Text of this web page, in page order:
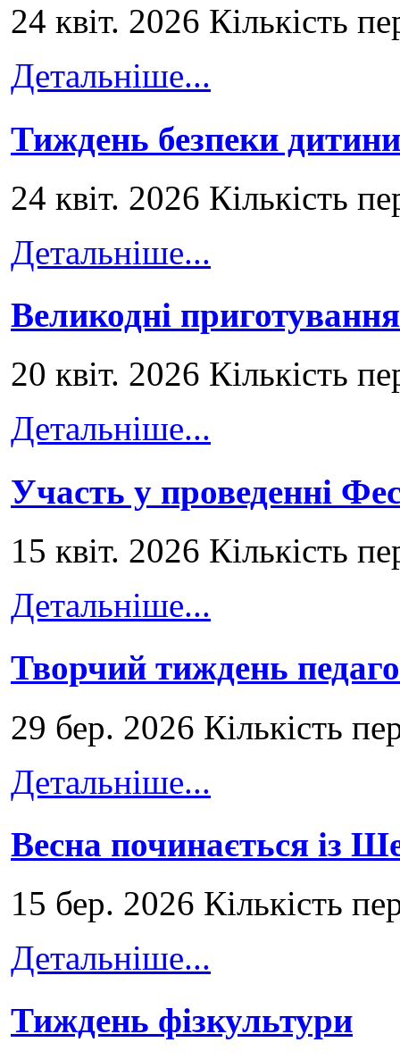
24 квіт. 2026 Кількість
Детальніше...
Тиждень безпеки
24 квіт. 2026 Кількість
Детальніше...
Великодні приготування
20 квіт. 2026 Кількість
Детальніше...
Участь у проведенні
15 квіт. 2026 Кількість
Детальніше...
Творчий тиждень
29 бер. 2026 Кількість
Детальніше...
Весна починається із
15 бер. 2026 Кількість
Детальніше...
Тиждень фізкультури